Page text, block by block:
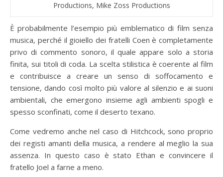
Productions, Mike Zoss Productions
È probabilmente l’esempio più emblematico di film senza
musica, perché il gioiello dei fratelli Coen è completamente
privo di commento sonoro, il quale appare solo a storia
finita, sui titoli di coda. La scelta stilistica è coerente al film
e contribuisce a creare un senso di soffocamento e
tensione, dando così molto più valore al silenzio e ai suoni
ambientali, che emergono insieme agli ambienti spogli e
spesso sconfinati, come il deserto texano.
Come vedremo anche nel caso di Hitchcock, sono proprio
dei registi amanti della musica, a rendere al meglio la sua
assenza. In questo caso è stato Ethan e convincere il
fratello Joel a farne a meno.